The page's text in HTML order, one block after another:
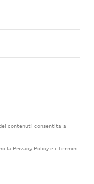
contenuti consentita a
la Privacy Policye i Termini